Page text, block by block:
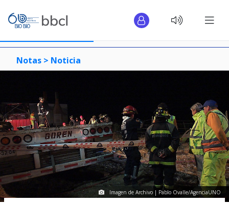
Notas > Noticia
Imagen de Archivo | Pablo Ovalle/AgenciaUNO